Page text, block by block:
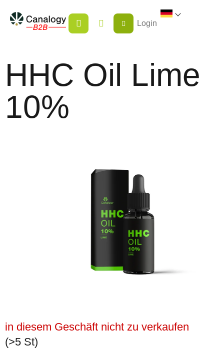
Inhalt
springen
WARENKORB
Login
HHC Oil Lime
10%
in diesem Geschäft nicht zu verkaufen
(>5 St)